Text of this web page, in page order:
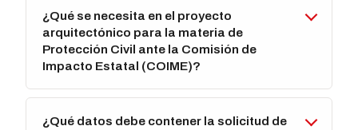
¿Qué se necesita en el proyecto
arquitectónico para la materia de
Protección Civil ante la Comisión de
Impacto Estatal (COIME)?
¿Qué datos debe contener la solicitud de